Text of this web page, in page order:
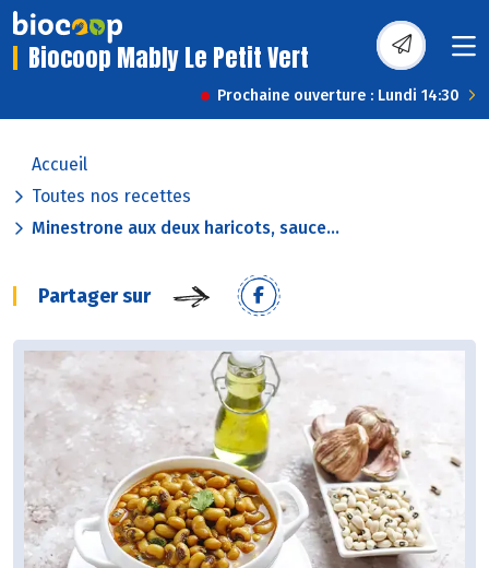
Biocoop Mably Le Petit Vert
Prochaine ouverture : Lundi 14:30
Accueil
Toutes nos recettes
Minestrone aux deux haricots, sauce...
Partager sur